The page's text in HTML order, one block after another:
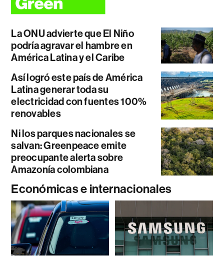
La ONU advierte que El Niño
podría agravar el hambre en
América Latina y el Caribe
Así logró este país de América
Latina generar toda su
electricidad con fuentes 100%
renovables
Ni los parques nacionales se
salvan: Greenpeace emite
preocupante alerta sobre
Amazonía colombiana
Económicas e internacionales